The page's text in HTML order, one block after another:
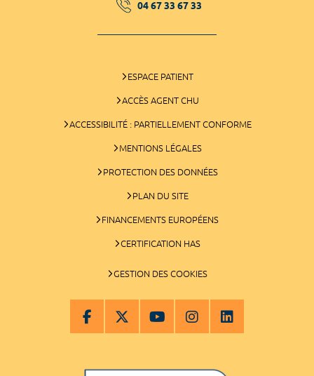
04 67 33 67 33
ESPACE PATIENT
ACCÈS AGENT CHU
ACCESSIBILITÉ : PARTIELLEMENT CONFORME
MENTIONS LÉGALES
PROTECTION DES DONNÉES
PLAN DU SITE
FINANCEMENTS EUROPÉENS
CERTIFICATION HAS
GESTION DES COOKIES